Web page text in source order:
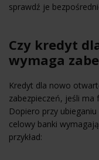
sprawdź je
Czy kredyt
wymaga
Kredyt dla nowo
zabezpieczeń, jeśli
Dopiero przy
celowy banki
przykład: